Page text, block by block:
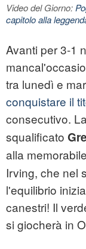
Video del Giorno:
capitolo alla
Avanti per 3-1
tra lunedì e
conquistare il
consecutivo.
squalificato
alla
Irving, che nel
l'equilibrio
canestri! Il
si giocherà in